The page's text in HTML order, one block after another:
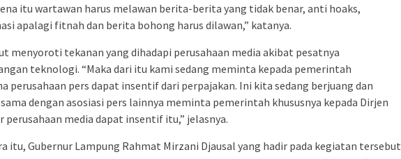
itu wartawan harus melawan berita-berita yang tidak benar, anti hoaks,
apalagi fitnah dan berita bohong harus dilawan,” katanya.
menyoroti tekanan yang dihadapi perusahaan media akibat pesatnya
teknologi. “Maka dari itu kami sedang meminta kepada pemerintah
perusahaan pers dapat insentif dari perpajakan. Ini kita sedang berjuang dan
dengan asosiasi pers lainnya meminta pemerintah khususnya kepada Dirjen
perusahaan media dapat insentif itu,” jelasnya.
itu, Gubernur Lampung Rahmat Mirzani Djausal yang hadir pada kegiatan tersebut